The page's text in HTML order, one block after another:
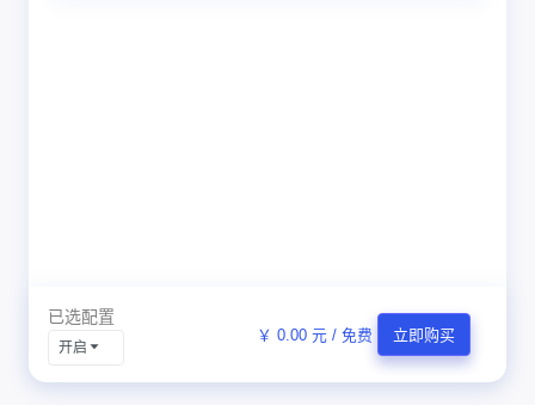
已选配置
开启
￥ 0.00 元 / 免费 立即购买